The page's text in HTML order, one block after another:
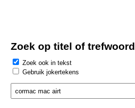
Zoek op titel of trefwoord
Zoek ook in tekst
Gebruik jokertekens